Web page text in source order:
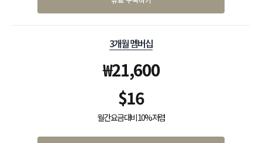
3개월 멤버십
₩21,600
$16
월간 요금 대비 10% 저렴